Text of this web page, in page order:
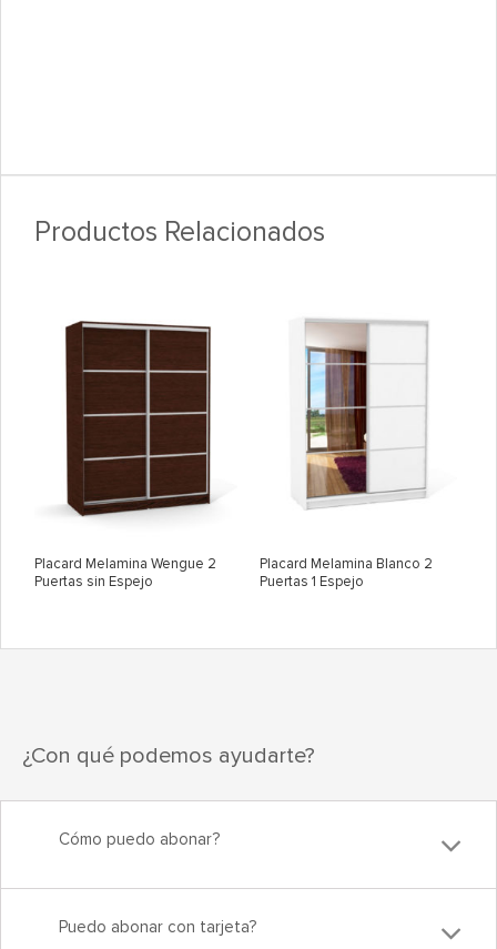
Productos Relacionados
Placard Melamina Wengue 2
Puertas sin Espejo
Placard Melamina Blanco 2
Puertas 1 Espejo
¿Con qué podemos ayudarte?
Cómo puedo abonar?
Puedo abonar con tarjeta?